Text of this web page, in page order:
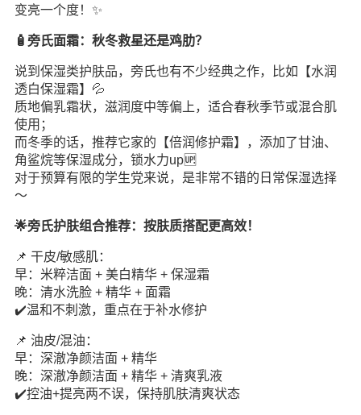
变亮一个度！✨
🧴旁氏面霜：秋冬救星还是鸡肋？
说到保湿类护肤品，旁氏也有不少经典之作，比如【水润
透白保湿霜】💦
质地偏乳霜状，滋润度中等偏上，适合春秋季节或混合肌
使用；
而冬季的话，推荐它家的【倍润修护霜】，添加了甘油、
角鲨烷等保湿成分，锁水力up🆙
对于预算有限的学生党来说，是非常不错的日常保湿选择
～
🌟旁氏护肤组合推荐：按肤质搭配更高效！
📌 干皮/敏感肌：
早：米粹洁面 + 美白精华 + 保湿霜
晚：清水洗脸 + 精华 + 面霜
✔️温和不刺激，重点在于补水修护
📌 油皮/混油：
早：深澈净颜洁面 + 精华
晚：深澈净颜洁面 + 精华 + 清爽乳液
✔️控油+提亮两不误，保持肌肤清爽状态